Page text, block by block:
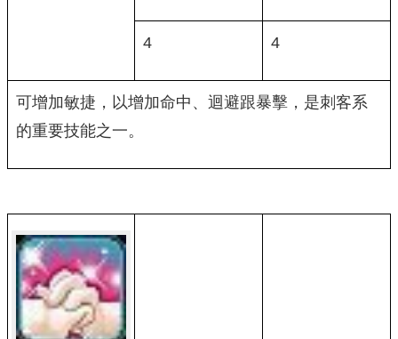
4 4
可增加敏捷，以增加命中、迴避跟暴擊，是刺客系
的重要技能之一。